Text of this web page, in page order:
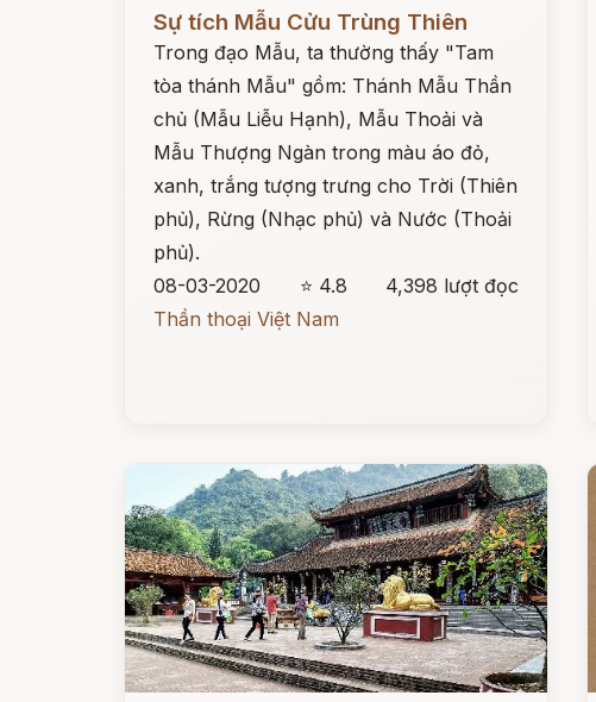
Sự tích Mẫu Cửu Trùng Thiên
Trong đạo Mẫu, ta thường thấy "Tam
tòa thánh Mẫu" gồm: Thánh Mẫu Thần
chủ (Mẫu Liễu Hạnh), Mẫu Thoải và
Mẫu Thượng Ngàn trong màu áo đỏ,
xanh, trắng tượng trưng cho Trời (Thiên
phủ), Rừng (Nhạc phủ) và Nước (Thoải
phủ).
08-03-2020
⭐ 4.8
4,398 lượt đọc
Thần thoại Việt Nam